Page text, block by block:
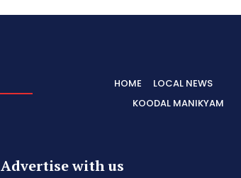
HOME
LOCAL NEWS
KOODAL MANIKYAM
Advertise with us